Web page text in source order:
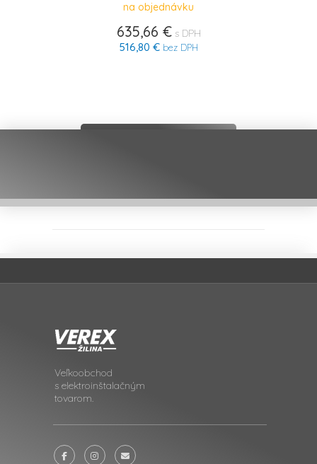
na objednávku
635,66 €s DPH
516,80 €bez DPH
Veľkoobchod
s elektroinštalačným
tovarom.